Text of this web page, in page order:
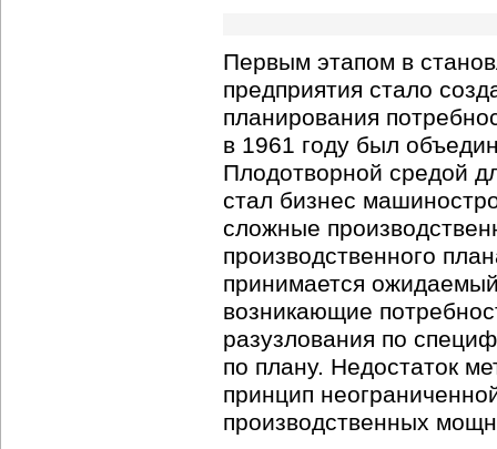
Первым этапом в
предприятия стало
планирования
в 1961 году был
Плодотворной средой
стал бизнес
сложные
производственного
принимается
возникающие
разузлования по
по плану. Недостаток
принцип
производственных